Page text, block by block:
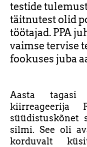
testide
täitnutest olid
töötajad. PPA
vaimse tervise
fookuses juba
Aasta tagasi
kiirreageerija
süüdistuskõnet
silmi. See oli
korduvalt